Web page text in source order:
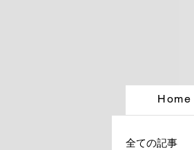
Home
全ての記事